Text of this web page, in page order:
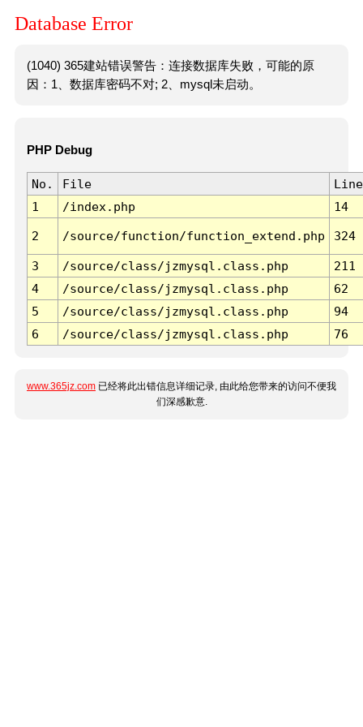
Database Error
(1040) 365建站错误警告：连接数据库失败，可能的原
因：1、数据库密码不对; 2、mysql未启动。
PHP Debug
No. File
Line
1
/index.php 14
2 /source/function/function_extend.php 324
3 /source/class/jzmysql.class.php
211
4
/source/class/jzmysql.class.php
62
5
/source/class/jzmysql.class.php
94
6
/source/class/jzmysql.class.php 76
www.365jz.com 已经将此出错信息详细记录, 由此给您带来的访问不便我
们深感歉意.